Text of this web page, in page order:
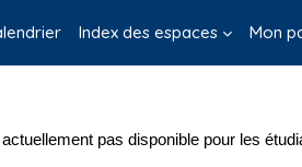
Index des espaces Mon
pas disponible pour les